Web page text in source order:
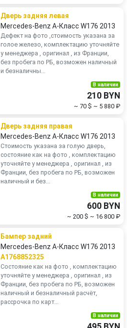
Дверь задняя левая
Mercedes-Benz A-Класс W176 2013
Дефект на фото ,стоимость указана за
голое железо, комплектацию уточняйте
у менеджера , оригинал , из Франции,
без пробега по РБ, возможен наличный
и безналичны...
В наличии
210 BYN
~ 70 $ ~ 5 880 ₽
Дверь задняя правая
Mercedes-Benz A-Класс W176 2013
Стоимость указана за голую дверь,
состояние как на фото , комплектацию
уточняйте у менеджера , оригинал , из
Франции, без пробега по РБ, возможен
наличный и без...
В наличии
600 BYN
~ 200 $ ~ 16 800 ₽
Бампер задний
Mercedes-Benz A-Класс W176 2013
A1768852325
Состояние как на фото , комплектацию
уточняйте у менеджера , оригинал , из
Франции, без пробега по РБ, возможен
наличный и безналичный расчёт,
рассрочка по карт...
В наличии